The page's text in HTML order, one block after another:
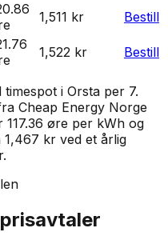
1,511 kr
Bestill
1,522 kr Bestill
timespot i Orsta per 7.
Cheap Energy Norge
øre per kWh og
1,467 kr ved et årlig